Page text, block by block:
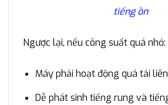
tiếng ồn
Ngược lại, nếu công suất quá nhỏ:
Máy phải hoạt động quá tải
Dễ phát sinh tiếng rung và